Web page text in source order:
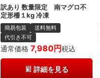
訳あり 数量限定 南マグロ不
定形柵１kg 冷凍
簡易包装
送料無料
代引き不可
通常価格 7,980 税込
詳細を見る